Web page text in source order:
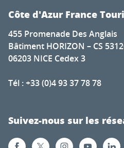
Côte d'Azur France
455 Promenade Des Anglais
Bâtiment HORIZON – CS
06203 NICE Cedex 3
Tél : +33 (0)4 93 37 78 78
Suivez-nous sur les